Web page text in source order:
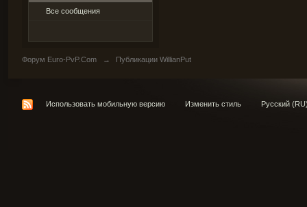
Все сообщения
Форум Euro-PvP.Com → Публикации WillianPut
Использовать мобильную версию Изменить стиль Русский